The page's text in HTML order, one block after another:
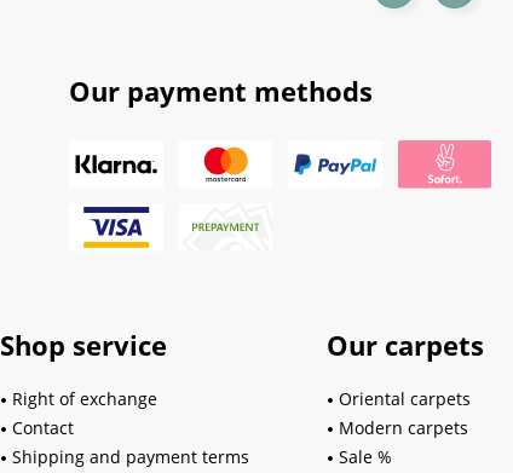
Our payment methods
Shop service
Right of exchange
Contact
Shipping and payment terms
Our carpets
Oriental carpets
Modern carpets
Sale %